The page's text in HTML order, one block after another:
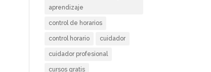
aprendizaje
control de horarios
control horario cuidador
cuidador profesional
cursos gratis